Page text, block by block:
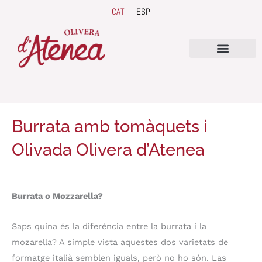
contingut
CAT ESP
Burrata amb tomàquets i
Olivada Olivera d’Atenea
Burrata o Mozzarella?
Saps quina és la diferència entre la burrata i la
mozarella? A simple vista aquestes dos varietats de
formatge italià semblen iguals, però no ho són. Las